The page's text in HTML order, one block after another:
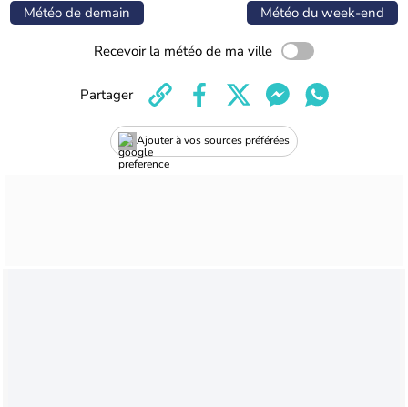
Météo de demain Météo du week-end
Recevoir la météo de ma ville
Ajouter à vos sources préférées
Partager